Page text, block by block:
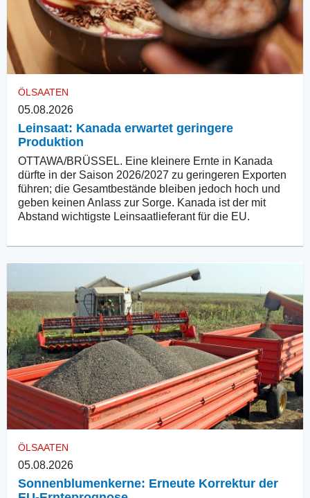
ÖLSAATEN
05.08.2026
Leinsaat: Kanada erwartet geringere
Produktion
OTTAWA/BRÜSSEL. Eine kleinere Ernte in Kanada
dürfte in der Saison 2026/2027 zu geringeren Exporten
führen; die Gesamtbestände bleiben jedoch hoch und
geben keinen Anlass zur Sorge. Kanada ist der mit
Abstand wichtigste Leinsaatlieferant für die EU.
ÖLSAATEN
05.08.2026
Sonnenblumenkerne: Erneute Korrektur der